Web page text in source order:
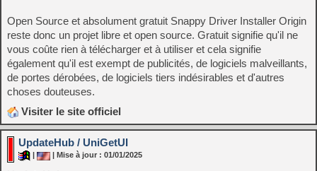
Open Source et absolument gratuit Snappy Driver Installer Origin
reste donc un projet libre et open source. Gratuit signifie qu'il ne
vous coûte rien à télécharger et à utiliser et cela signifie
également qu'il est exempt de publicités, de logiciels malveillants,
de portes dérobées, de logiciels tiers indésirables et d'autres
choses douteuses.
Visiter le site officiel
UpdateHub / UniGetUI
| Mise à jour : 01/01/2025